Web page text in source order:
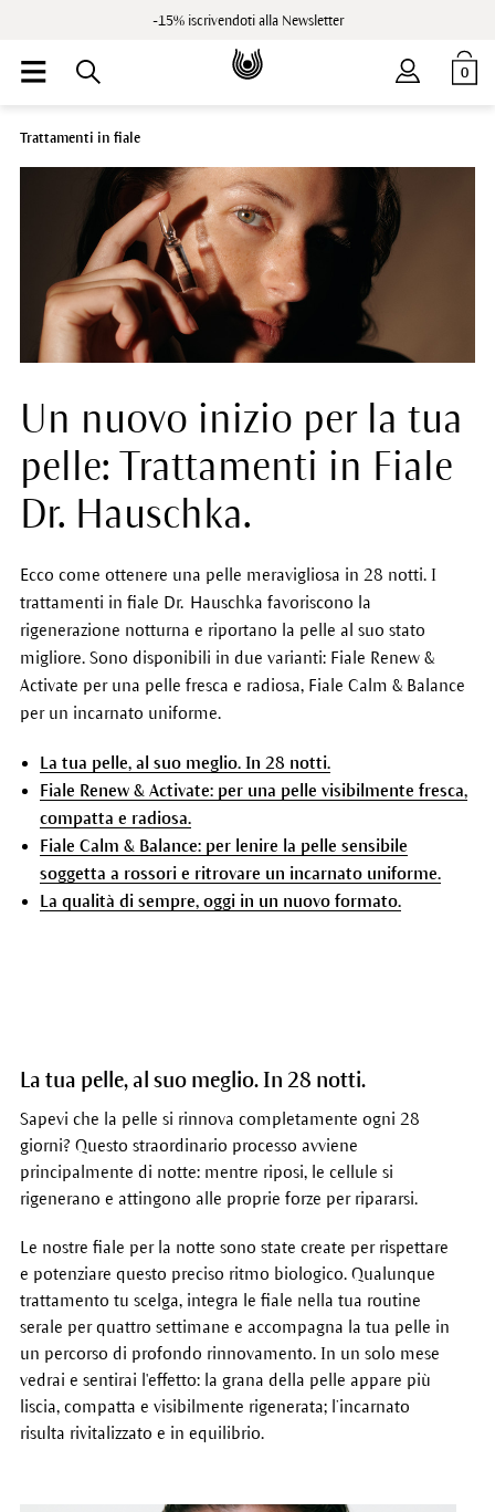
-15% iscrivendoti alla Newsletter
0
Trattamenti in fiale
Un nuovo inizio per la tua
pelle: Trattamenti in Fiale
Dr. Hauschka.
Ecco come ottenere una pelle meravigliosa in 28 notti. I
trattamenti in fiale Dr. Hauschka favoriscono la
rigenerazione notturna e riportano la pelle al suo stato
migliore. Sono disponibili in due varianti: Fiale Renew &
Activate per una pelle fresca e radiosa, Fiale Calm & Balance
per un incarnato uniforme.
La tua pelle, al suo meglio. In 28 notti.
Fiale Renew & Activate: per una pelle visibilmente fresca,
compatta e radiosa.
Fiale Calm & Balance: per lenire la pelle sensibile
soggetta a rossori e ritrovare un incarnato uniforme.
La qualità di sempre, oggi in un nuovo formato.
La tua pelle, al suo meglio. In 28 notti.
Sapevi che la pelle si rinnova completamente ogni 28
giorni? Questo straordinario processo avviene
principalmente di notte: mentre riposi, le cellule si
rigenerano e attingono alle proprie forze per ripararsi.
Le nostre fiale per la notte sono state create per rispettare
e potenziare questo preciso ritmo biologico. Qualunque
trattamento tu scelga, integra le fiale nella tua routine
serale per quattro settimane e accompagna la tua pelle in
un percorso di profondo rinnovamento. In un solo mese
vedrai e sentirai l'effetto: la grana della pelle appare più
liscia, compatta e visibilmente rigenerata; l’incarnato
risulta rivitalizzato e in equilibrio.